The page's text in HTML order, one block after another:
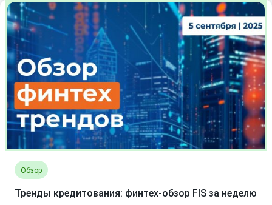
Обзор
Тренды кредитования: финтех-обзор FIS за неделю